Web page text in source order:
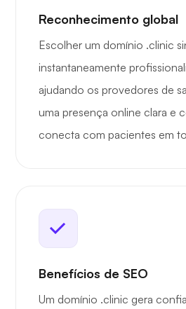
Reconhecimento global
Escolher um domínio .clinic
instantaneamente
ajudando os provedores de
uma presença online clara e
conecta com pacientes em
Benefícios de SEO
Um domínio .clinic gera